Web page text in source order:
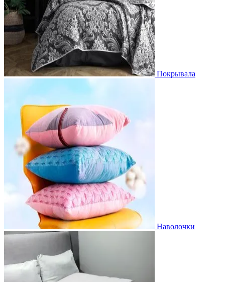
Покрывала
Наволочки